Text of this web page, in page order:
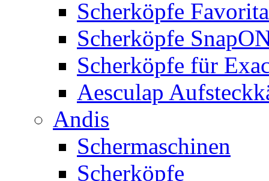
Scherköpfe
Scherköpfe
Scherköpfe für
Aesculap
Andis
Schermaschinen
Scherköpfe